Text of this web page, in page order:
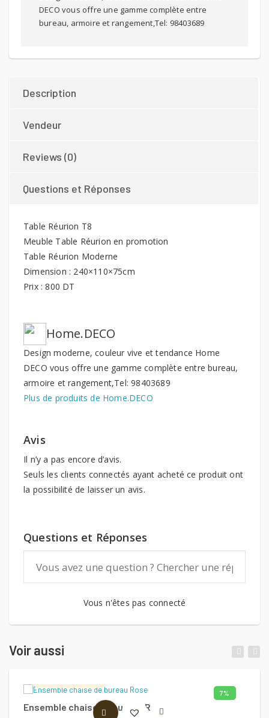
DECO vous offre une gamme complète entre
bureau, armoire et rangement,Tel: 98403689
Description
Vendeur
Reviews (0)
Questions et Réponses
Table Réurion T8
Meuble Table Réurion en promotion
Table Réurion Moderne
Dimension : 240×110×75cm
Prix : 800 DT
Home.DECO
Design moderne, couleur vive et tendance Home
DECO vous offre une gamme complète entre bureau,
armoire et rangement,Tel: 98403689
Plus de produits de Home.DECO
Avis
Il n’y a pas encore d’avis.
Seuls les clients connectés ayant acheté ce produit ont
la possibilité de laisser un avis.
Questions et Réponses
Vous n'êtes pas connecté
Voir aussi
7%
Ensemble chaise de bureau Rose
AJOUTER AU PANIER